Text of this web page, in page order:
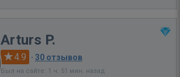
Arturs P.
4.9 · 30 отзывов
Был на сайте: 1 ч. 51 мин. назад